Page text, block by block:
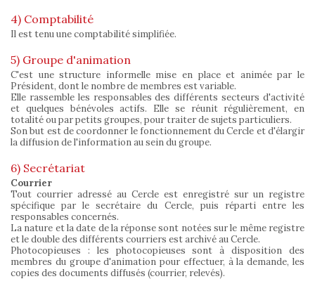
4) Comptabilité
Il est tenu une comptabilité simplifiée.
5) Groupe d'animation
C'est une structure informelle mise en place et animée par le
Président, dont le nombre de membres est variable.
Elle rassemble les responsables des différents secteurs d'activité
et quelques bénévoles actifs. Elle se réunit régulièrement, en
totalité ou par petits groupes, pour traiter de sujets particuliers.
Son but est de coordonner le fonctionnement du Cercle et d'élargir
la diffusion de l'information au sein du groupe.
6) Secrétariat
Courrier
Tout courrier adressé au Cercle est enregistré sur un registre
spécifique par le secrétaire du Cercle, puis réparti entre les
responsables concernés.
La nature et la date de la réponse sont notées sur le même registre
et le double des différents courriers est archivé au Cercle.
Photocopieuses : les photocopieuses sont à disposition des
membres du groupe d'animation pour effectuer, à la demande, les
copies des documents diffusés (courrier, relevés).